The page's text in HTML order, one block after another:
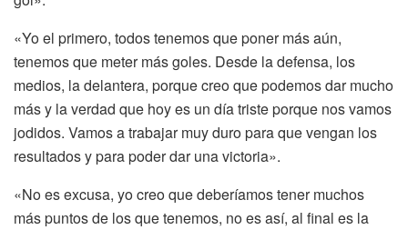
«Yo el primero, todos tenemos que poner más aún,
tenemos que meter másgoles. Desde la defensa, los
medios, la delantera, porque creo que podemosdar mucho
más y la verdad que hoy es un día triste porque nos vamos
jodidos. Vamosa trabajar muy duro para que vengan los
resultados y para poder dar una victoria».
«No es excusa, yo creo que deberíamos tener muchos
más puntos de losque tenemos, no es así, al final es la